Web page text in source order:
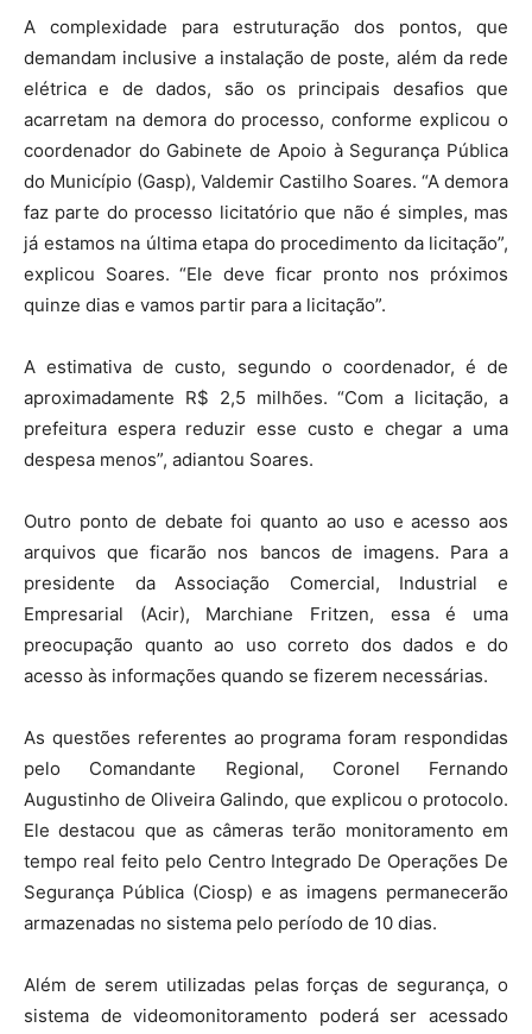
A complexidade para estruturação dos pontos, que
demandam inclusive a instalação de poste, além da rede
elétrica e de dados, são os principais desafios que
acarretam na demora do processo, conforme explicou o
coordenador do Gabinete de Apoio à Segurança Pública
do Município (Gasp), Valdemir Castilho Soares. “A demora
faz parte do processo licitatório que não é simples, mas
já estamos na última etapa do procedimento da licitação”,
explicou Soares. “Ele deve ficar pronto nos próximos
quinze dias e vamos partir para a licitação”.
A estimativa de custo, segundo o coordenador, é de
aproximadamente R$ 2,5 milhões. “Com a licitação, a
prefeitura espera reduzir esse custo e chegar a uma
despesa menos”, adiantou Soares.
Outro ponto de debate foi quanto ao uso e acesso aos
arquivos que ficarão nos bancos de imagens. Para a
presidente da Associação Comercial, Industrial e
Empresarial (Acir), Marchiane Fritzen, essa é uma
preocupação quanto ao uso correto dos dados e do
acesso às informações quando se fizerem necessárias.
As questões referentes ao programa foram respondidas
pelo Comandante Regional, Coronel Fernando
Augustinho de Oliveira Galindo, que explicou o protocolo.
Ele destacou que as câmeras terão monitoramento em
tempo real feito pelo Centro Integrado De Operações De
Segurança Pública (Ciosp) e as imagens permanecerão
armazenadas no sistema pelo período de 10 dias.
Além de serem utilizadas pelas forças de segurança, o
sistema de videomonitoramento poderá ser acessado